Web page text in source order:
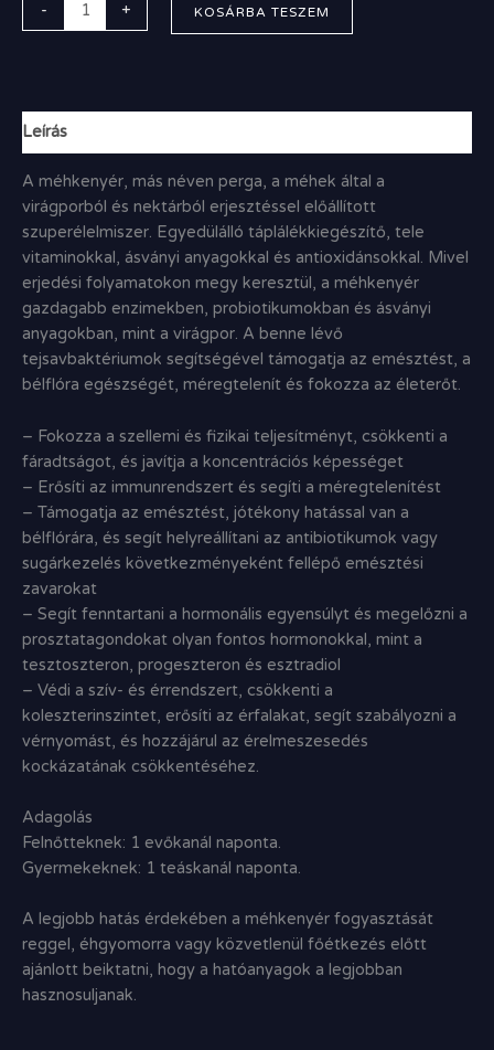
- + KOSÁRBA TESZEM
Leírás
A méhkenyér, más néven perga, a méhek által a
virágporból és nektárból erjesztéssel előállított
szuperélelmiszer. Egyedülálló táplálékkiegészítő, tele
vitaminokkal, ásványi anyagokkal és antioxidánsokkal. Mivel
erjedési folyamatokon megy keresztül, a méhkenyér
gazdagabb enzimekben, probiotikumokban és ásványi
anyagokban, mint a virágpor. A benne lévő
tejsavbaktériumok segítségével támogatja az emésztést, a
bélflóra egészségét, méregtelenít és fokozza az életerőt.
– Fokozza a szellemi és fizikai teljesítményt, csökkenti a
fáradtságot, és javítja a koncentrációs képességet
– Erősíti az immunrendszert és segíti a méregtelenítést
– Támogatja az emésztést, jótékony hatással van a
bélflórára, és segít helyreállítani az antibiotikumok vagy
sugárkezelés következményeként fellépő emésztési
zavarokat
– Segít fenntartani a hormonális egyensúlyt és megelőzni a
prosztatagondokat olyan fontos hormonokkal, mint a
tesztoszteron, progeszteron és esztradiol
– Védi a szív- és érrendszert, csökkenti a
koleszterinszintet, erősíti az érfalakat, segít szabályozni a
vérnyomást, és hozzájárul az érelmeszesedés
kockázatának csökkentéséhez.
Adagolás
Felnőtteknek: 1 evőkanál naponta.
Gyermekeknek: 1 teáskanál naponta.
A legjobb hatás érdekében a méhkenyér fogyasztását
reggel, éhgyomorra vagy közvetlenül főétkezés előtt
ajánlott beiktatni, hogy a hatóanyagok a legjobban
hasznosuljanak.